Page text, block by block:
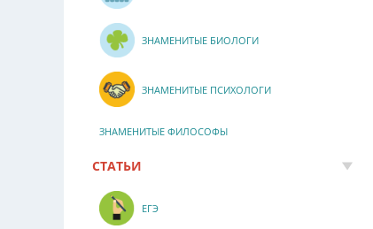
ЗНАМЕНИТЫЕ БИОЛОГИ
ЗНАМЕНИТЫЕ ПСИХОЛОГИ
ЗНАМЕНИТЫЕ ФИЛОСОФЫ
СТАТЬИ
ЕГЭ